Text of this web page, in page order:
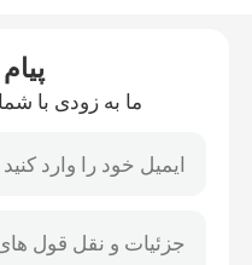
بسته بندی تاول کاغذی
ما به زودی با